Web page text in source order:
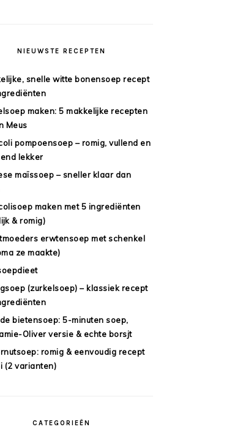
NIEUWSTE RECEPTEN
snelle witte bonensoep recept
maken: 5 makkelijke recepten
Meus
pompoensoep – romig, vullend en
lekker
maïssoep – sneller klaar dan
maken met 5 ingrediënten
& romig)
erwtensoep met schenkel
ze maakte)
(zurkelsoep) – klassiek recept
bietensoep: 5-minuten soep,
Oliver versie & echte borsjt
romig & eenvoudig recept
(2 varianten)
CATEGORIEËN